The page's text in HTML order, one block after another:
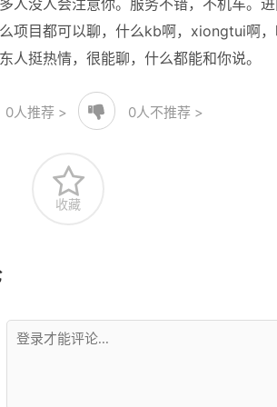
人没人会注意你。服务不错，不机车。
项目都可以聊，什么kb啊，xiongtui啊
人挺热情，很能聊，什么都能和你说。
0人推荐 > 0人不推荐 >
收藏